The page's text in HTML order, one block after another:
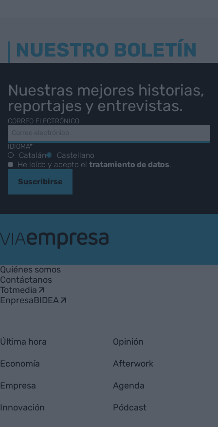
NUESTRO BOLETÍN
Nuestras mejores historias,
reportajes y entrevistas.
CORREO ELECTRÓNICO
IDIOMA*
Catalán
Castellano
He leído y acepto el tratamiento de datos
Suscribirse
Empresa
Quiénes somos
Contáctanos
Totmedia
EnpresaBIDEA
Última hora
Economía
Empresa
Innovación
Opinión
Afterwork
Agenda
Pódcast